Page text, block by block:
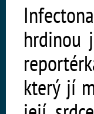
hrdinou
který jí